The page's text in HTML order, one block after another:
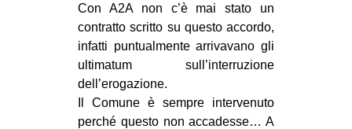
AMERICHE
ESTREMO ORIENTE
EUROPA
MEDIO ORIENTE
Con A2A non c’è mai stato un
contratto scritto su questo accordo,
infatti puntualmente arrivavano gli
ultimatum sull’interruzione
dell’erogazione.
Il Comune è sempre intervenuto
perché questo non accadesse… A